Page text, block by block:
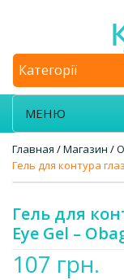
Категорії
МЕНЮ
Главная /Магазин /
Гель для контура
Гель для
Eye Gel –
107 грн.